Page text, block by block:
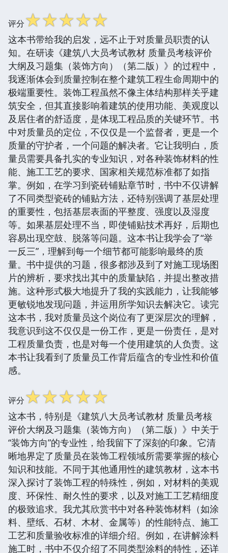
评分☆☆☆☆☆
这本书带给我的启发，远不止于对质量员职责的认
知。在研读《建筑八大员考试教材 质量员考核评价
大纲及习题集（装饰方向）（第二版）》的过程中，
我逐渐体会到质量控制在整个建筑工程生命周期中的
极端重要性。装饰工程虽然不像主体结构那样关乎建
筑安全，但其直接影响着建筑的使用功能、美观度以
及居住者的舒适度，是体现工程品质的关键环节。书
中对质量员的定位，不仅仅是一个监督者，更是一个
质量的守护者，一个问题的解决者。它让我明白，质
量员需要具备扎实的专业知识，对各种装饰材料的性
能、施工工艺的要求、国家相关规范标准都了如指
掌。例如，在学习到瓷砖铺贴章节时，书中不仅讲解
了不同类型瓷砖的铺贴方法，还特别强调了基层处理
的重要性，包括基层表面的平整度、强度以及湿度
等。如果基层处理不当，即使铺贴技术再好，后期也
容易出现空鼓、脱落等问题。这本书让我学会了“举
一反三”，理解到每一个细节都可能影响最终的质
量。书中提供的习题，很多都涉及到了对施工现场图
片的辨析，要求找出其中的质量缺陷，并提出整改措
施。这种形式极大地提升了我的实践能力，让我能够
更敏锐地发现问题，并运用所学知识去解决它。读完
这本书，我对质量员这个岗位有了更深层次的理解，
我意识到这不仅仅是一份工作，更是一份责任，是对
工程质量负责，也是对每一个使用建筑的人负责。这
本书让我看到了质量员工作背后蕴含的专业性和价值
感。
评分☆☆☆☆☆
这本书，特别是《建筑八大员考试教材 质量员考核
评价大纲及习题集（装饰方向）（第二版）》中关于
“装饰方向”的专业性，给我留下了深刻的印象。它清
晰地界定了质量员在装饰工程领域所需要掌握的核心
知识和技能。不同于其他通用性的建筑教材，这本书
深入探讨了装饰工程的特殊性，例如，对材料的美观
度、环保性、耐久性的要求，以及对施工工艺精细度
的极致追求。我尤其欣赏书中对各种装饰材料（如涂
料、壁纸、石材、木材、金属等）的性能特点、施工
工艺和质量验收标准的详细介绍。例如，在讲解涂料
施工时，书中不仅介绍了不同类型涂料的特性，还详